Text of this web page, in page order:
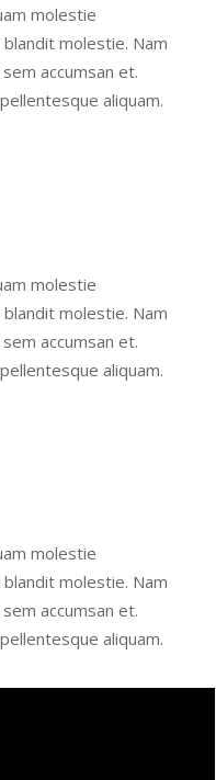
molestie
molestie. Nam
accumsan et.
aliquam.
molestie
molestie. Nam
accumsan et.
aliquam.
molestie
molestie. Nam
accumsan et.
aliquam.